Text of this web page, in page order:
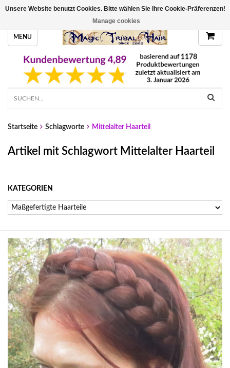
HANDGEFERTIGTE HAARTEILE, DEINE FARBE
MENU
Startseite Schlagworte Mittelalter Haarteil
Artikel mit Schlagwort Mittelalter Haarteil
KATEGORIEN
Unsere Website benutzt Cookies. Bitte wählen Sie Ihre Cookie-Präferenzen!
Manage cookies